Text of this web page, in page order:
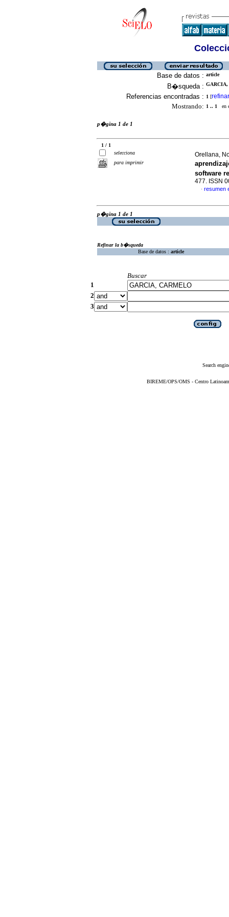
Base de datos : article
B�squeda :
Referencias encontradas : 1 [refinar
Mostrando: 1 .. 1 en
p�gina 1 de 1
1 / 1
selecciona
para imprimir
Orellana,
software
477. ISSN
· resumen
p�gina 1 de 1
Refinar la b�squeda
Base de datos : article
Buscar
1
2
3
Search
BIREME/OPS/OMS - Centro